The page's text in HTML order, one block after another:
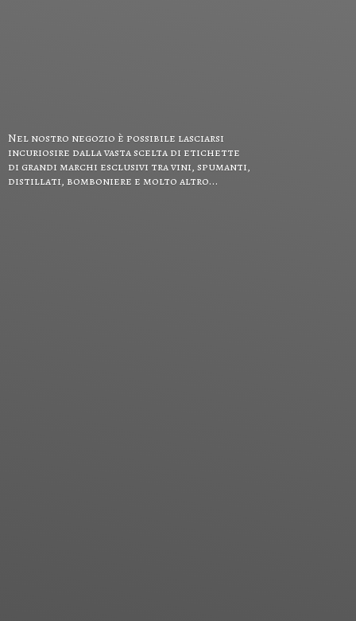
Nel nostro negozio è possibile lasciarsi
incuriosire dalla vasta scelta di etichette
di grandi marchi esclusivi tra vini, spumanti,
distillati, bomboniere e molto altro...